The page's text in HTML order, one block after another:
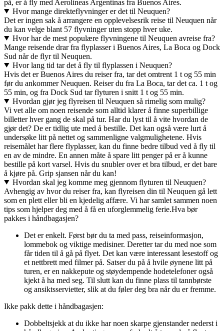
på, er å fly med Aerolineas Argentinas fra Buenos Aires.
Hvor mange direkteflyvninger er det til Neuquen?
Det er ingen sak å arrangere en opplevelsesrik reise til Neuquen når
du kan velge blant 57 flyvninger uten stopp hver uke.
Hvor har de mest populære flyvningene til Neuquen avreise fra?
Mange reisende drar fra flyplasser i Buenos Aires, La Boca og Dock
Sud når de flyr til Neuquen.
Hvor lang tid tar det å fly til flyplassen i Neuquen?
Hvis det er Buenos Aires du reiser fra, tar det omtrent 1 t og 55 min
før du ankommer Neuquen. Reiser du fra La Boca, tar det ca. 1 t og
55 min, og fra Dock Sud tar flyturen i snitt 1 t og 55 min.
Hvordan gjør jeg flyreisen til Neuquen så rimelig som mulig?
Vi vet alle om noen reisende som alltid klarer å finne superbillige
billetter hver gang de skal på tur. Har du lyst til å vite hvordan de
gjør det? De er tidlig ute med å bestille. Det kan også være lurt å
undersøke litt på nettet og sammenligne valgmulighetene. Hvis
reisemålet har flere flyplasser, kan du finne bedre tilbud ved å fly til
en av de mindre. En annen måte å spare litt penger på er å kunne
bestille på kort varsel. Hvis du snubler over et bra tilbud, er det bare
å kjøre på. Grip sjansen når du kan!
Hvordan skal jeg komme meg gjennom flyturen til Neuquen?
Avhengig av hvor du reiser fra, kan flyreisen din til Neuquen gå lett
som en plett eller bli en kjedelig affære. Vi har samlet sammen noen
tips som hjelper deg med å få en uforglemmelig ferie.Hva bør
pakkes i håndbagasjen?
Det er enkelt. Først bør du ta med pass, reiseinformasjon,
lommebok og viktige medisiner. Deretter tar du med noe som
får tiden til å gå på flyet. Det kan være interessant lesestoff og
et nettbrett med filmer på. Satser du på å hvile øynene litt på
turen, er en nakkepute og støydempende hodetelefoner også
kjekt å ha med seg. Til slutt kan du finne plass til tannbørste
og ansiktsservietter, slik at du føler deg bra når du er fremme.
Ikke pakk dette i håndbagasjen:
Dobbeltsjekk at du ikke har noen skarpe gjenstander nederst i